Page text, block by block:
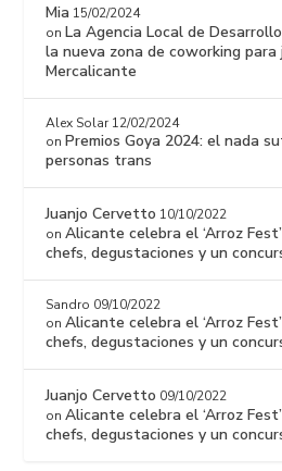
Mia 15/02/2024
on La Agencia Local de
la nueva zona de coworking para
Mercalicante
Alex Solar 12/02/2024
on Premios Goya 2024: el nada
personas trans
Juanjo Cervetto 10/10/2022
onAlicante celebra el ‘Arroz
chefs, degustaciones y un
Sandro 09/10/2022
onAlicante celebra el ‘Arroz
chefs, degustaciones y un
Juanjo Cervetto 09/10/2022
onAlicante celebra el ‘Arroz
chefs, degustaciones y un